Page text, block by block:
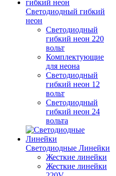
Светодиодный гибкий
неон
Светодиодный
гибкий неон 220
вольт
Комплектующие
для неона
Светодиодный
гибкий неон 12
вольт
Светодиодный
гибкий неон 24
вольта
Светодиодные Линейки
Жесткие линейки
Жесткие линейки